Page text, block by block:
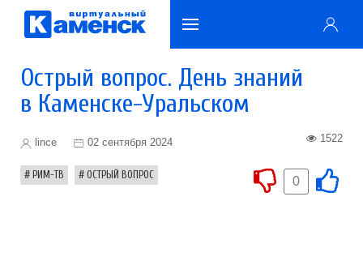
Острый вопрос. День знаний
в Каменске-Уральском
lince 02 сентября 2024 1522
РИМ-ТВ ОСТРЫЙ ВОПРОС 0